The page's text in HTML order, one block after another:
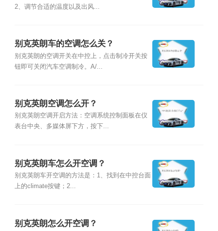
2、调节合适的温度以及出风...
别克英朗车的空调怎么关？
别克英朗的空调开关在中控上，点击制冷开关按
钮即可关闭汽车空调制冷。A/...
别克英朗空调怎么开？
别克英朗空调开启方法：空调系统控制面板在仪
表台中央、多媒体屏下方，按下...
别克英朗车怎么开空调？
别克英朗车开空调的方法是：1、找到在中控台面
上的climate按键；2...
别克英朗怎么开空调？